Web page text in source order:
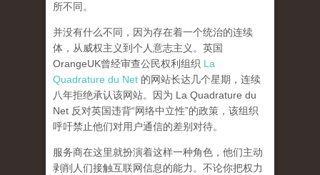
所不同。
并没有什么不同，因为存在着一个统治的连续
体，从威权主义到个人意志主义。英国
OrangeUK曾经审查公民权利组织 La
Quadrature du Net 的网站长达几个星期，连续
八年拒绝承认该网站。因为 La Quadrature du
Net 反对英国违背“网络中立性”的政策，该组织
呼吁禁止他们对用户通信的差别对待。
服务商在这里就扮演着这样一种角色，他们主动
剥削人们接触互联网信息的能力。不论你把权力